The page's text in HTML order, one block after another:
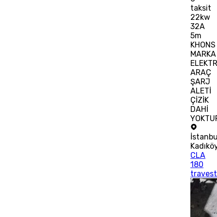
taksit
22kw
32A
5m
KHONS
MARKA
ARAÇ
ŞARJ
ALETİ
ÇİZİK
DAHİ
CLA
180
travest